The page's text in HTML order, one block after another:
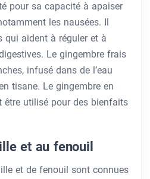
pour sa capacité à apaiser
les nausées. Il
qui aident à réguler et à
Le gingembre frais
infusé dans de l’eau
tisane. Le gingembre en
être utilisé pour des bienfaits
et au fenouil
et de fenouil sont connues